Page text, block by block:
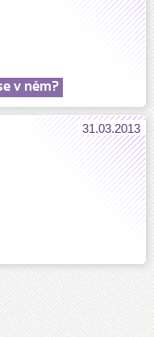
v něm?
31.03.2013